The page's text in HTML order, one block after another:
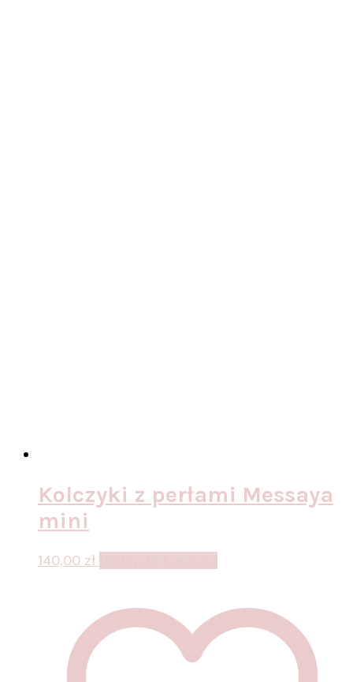
Kolczyki z perłami Messaya
mini
140,00 zł